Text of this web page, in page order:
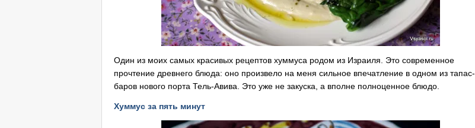
Один из моих самых красивых рецептов хуммуса родом из Израиля. Это современное
прочтение древнего блюда: оно произвело на меня сильное впечатление в одном из тапас-
баров нового порта Тель-Авива. Это уже не закуска, а вполне полноценное блюдо.
Хуммус за пять минут